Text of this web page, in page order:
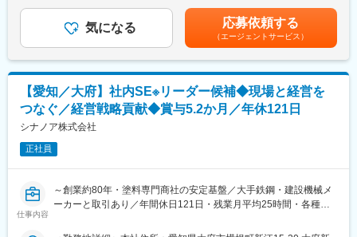
◇まだ世に出ていない新製品の開発など様々なプロジェクトに参
画し、創業から60年日本のモノづくりを支え続けています。
◇試作～資材調達～開発設計～製造（自社工場）とワンストップ
でお客様のご要望に対応できることが最大の強み。
◇また、夕方街に流れる「夕焼け小焼け」の防災無線用のアンプ
は全国約40,000箇所に設置された自社製品です。
◇今後の高齢化社会を見据え、医療機器業界にも参入。あなたの
可能性を広げ大きく羽ばたく舞台をご用意し、あなたの「“やりた
い”に就ける」を実現します。
■業務詳細：具体的には以下のような業務をお任せします。
・社内サーバー更新／構築プロジェクトの推進サポート
・ベンダーコントロールおよび進捗／予算管理
・社内報告資料の作成および報告対応
・会議調整／ファシリテーション業務
・稟議／決裁資料作成および情報収集サポート
★魅力ポイント★
◎ 無期雇用派遣／1つのポジションで長期就業が可能
たはエキスパート職へのキャリアアップが可能です。
じて上下する可能性があります。月給(月額)は固定手当を含めた表
記です。気になる 応募依頼する
（エージェントサービス）
【愛知／大府】社内SE※リーダー候補◆現場と経営を
つなぐ／経営戦略貢献◆賞与5.2か月／年休121日
シナノア株式会社
正社員
仕事内容
～創業約80年・塗料専門商社の安定基盤／大手鉄鋼・建設機械メ
ーカーと取引あり／年間休日121日・残業月平均25時間・各種手